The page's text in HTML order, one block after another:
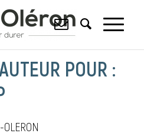
POUR :